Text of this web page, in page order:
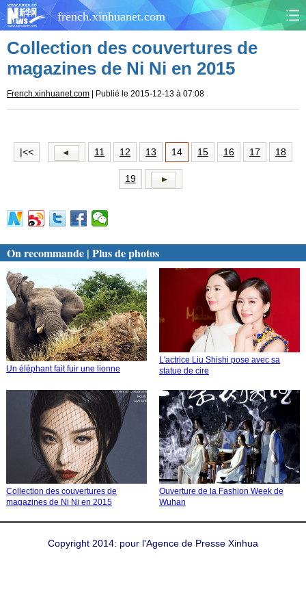
french.xinhuanet.com
CHINE MONDE
SANTÉ SPORTS
TOURISME
DOSSIERS PHOTOS
VIDÉOS
Collection des couvertures de
magazines de Ni Ni en 2015
French.xinhuanet.com | Publié le 2015-12-13 à 07:08
|<< 11 12 13 14 15 16 17 18
19
On recommande | Plus de photos
Un éléphant fait fuir une lionne
L'actrice Liu Shishi pose avec sa
statue de cire
Collection des couvertures de
magazines de Ni Ni en 2015
Ouverture de la Fashion Week de
Wuhan
Copyright 2014: pour l'Agence de Presse Xinhua